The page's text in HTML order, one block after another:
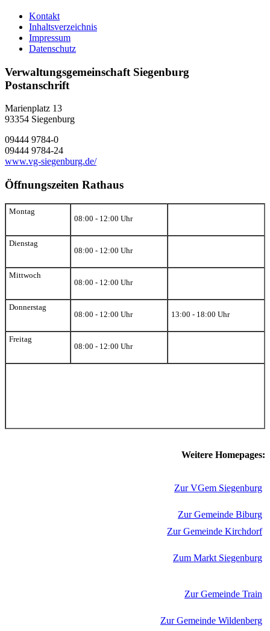
Kontakt
Inhaltsverzeichnis
Impressum
Datenschutz
Verwaltungsgemeinschaft Siegenburg
Postanschrift
Marienplatz 13
93354 Siegenburg
09444 9784-0
09444 9784-24
www.vg-siegenburg.de/
Öffnungszeiten Rathaus
Montag
08:00 - 12:00 Uhr
Dienstag
08:00 - 12:00 Uhr
Mittwoch
08:00 - 12:00 Uhr
Donnerstag
08:00 - 12:00 Uhr
13:00 - 18:00 Uhr
Freitag
08:00 - 12:00 Uhr
Weitere Homepages:
Zur VGem Siegenburg
Zur Gemeinde Biburg
Zur Gemeinde Kirchdorf
Zum Markt Siegenburg
Zur Gemeinde Train
Zur Gemeinde Wildenberg